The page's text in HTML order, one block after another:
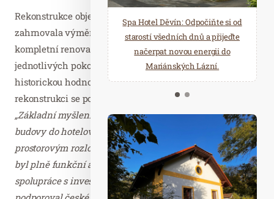
Rekonstrukce objektu trvala celkem více než 4 měsíce a
zahrnovala výměnu sítí a rozvodů, výměnu výtahu a
kompletní renovaci vstupní haly, schodišť a hlavně
jednotlivých pokojů. Citlivá rekonstrukce s ohledem na
historickou hodnotu budovy vyšla na cca 25 mil. Kč. Na
rekonstrukci se podílelo designerské studio zestEva.
„Základní myšlenkou bylo přenést historii interiéru
budovy do hotelových pokojů a vypořádat se s
prostorovým rozložením tak, aby pokoj působil příjemně,
byl plně funkční a zapamatovatelný. Radostí byla
spolupráce s investorem, který kvitoval naše nápady a
Spa Hotel Děvín: Odpočiňte si od
starostí všedních dnů a přijeďte
načerpat novou energii do
Mariánských Lázní.
Saunový ráj Holice: Odpočinek a
relaxace v oáze klidu a pohody.
Několik druhů saun a různé
možnosti ochlazení.